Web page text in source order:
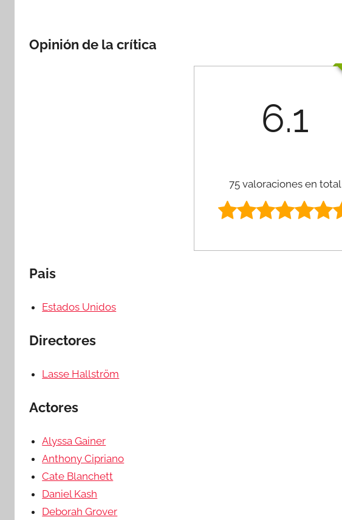
Opinión de la crítica
6.1
75 valoraciones en total
Pais
Estados Unidos
Directores
Lasse Hallström
Actores
Alyssa Gainer
Anthony Cipriano
Cate Blanchett
Daniel Kash
Deborah Grover